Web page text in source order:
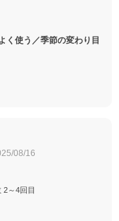
く使う／季節の変わり目
08/16
2～4回目